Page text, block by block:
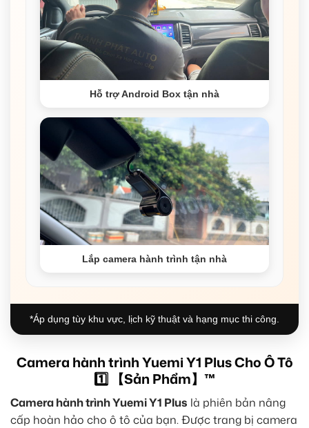
Hỗ trợ Android Box tận nhà
Lắp camera hành trình tận nhà
*Áp dụng tùy khu vực, lịch kỹ thuật và hạng mục thi công.
Camera hành trình Yuemi Y1 Plus Cho Ô Tô
1️⃣ 【Sản Phẩm】™
Camera hành trình Yuemi Y1 Plus là phiên bản nâng
cấp hoàn hảo cho ô tô của bạn. Được trang bị camera